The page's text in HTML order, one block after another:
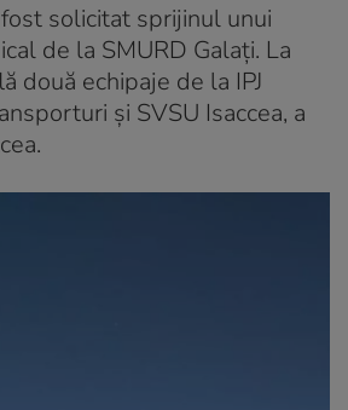
solicitat sprijinul unui
de la SMURD Galaţi. La
două echipaje de la IPJ
şi SVSU Isaccea, a